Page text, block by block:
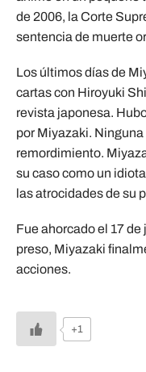
de 2006, la Corte
sentencia de muerte
Los últimos días de
cartas con Hiroyuki
revista japonesa.
por Miyazaki.
remordimiento.
su caso como un
las atrocidades de su
Fue ahorcado el 17
preso, Miyazaki
acciones.
+1